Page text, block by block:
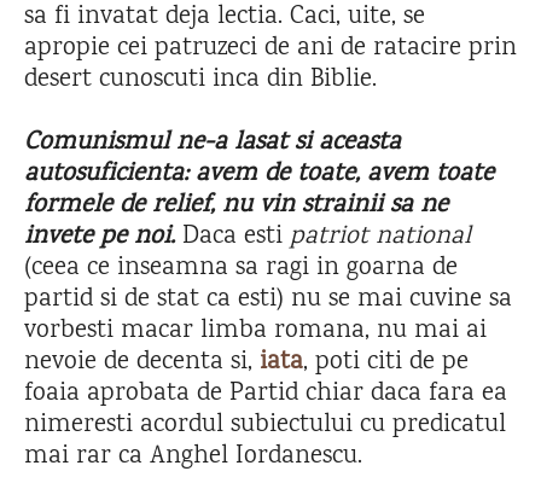
sa fi invatat deja lectia. Caci, uite, se
apropie cei patruzeci de ani de ratacire prin
desert cunoscuti inca din Biblie.
Comunismul ne-a lasat si aceasta
autosuficienta: avem de toate, avem toate
formele de relief, nu vin strainii sa ne
invete pe noi.Daca estipatriot national
(ceea ce inseamna sa ragi in goarna de
partid si de stat ca esti) nu se mai cuvine sa
vorbesti macar limba romana, nu mai ai
nevoie de decenta si, iata, poti citi de pe
foaia aprobata de Partid chiar daca fara ea
nimeresti acordul subiectului cu predicatul
mai rar ca Anghel Iordanescu.